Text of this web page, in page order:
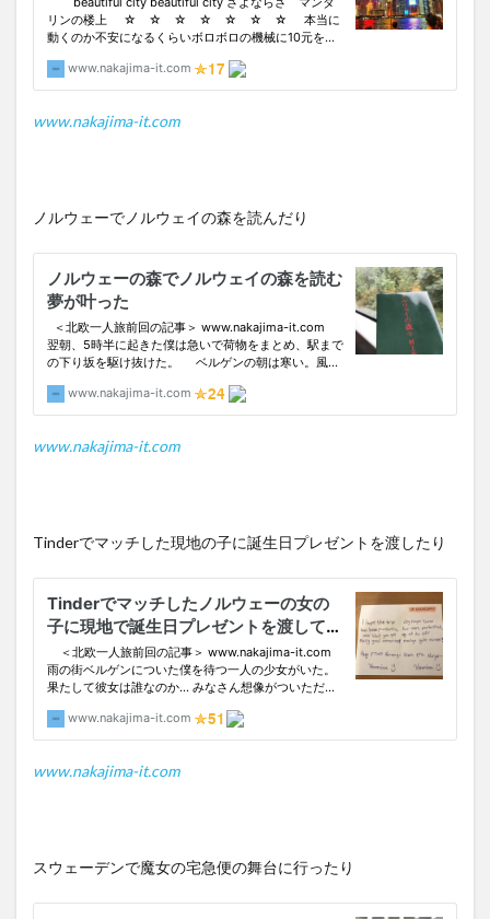
www.nakajima-it.com
ノルウェーでノルウェイの森を読んだり
www.nakajima-it.com
Tinderでマッチした現地の子に誕生日プレゼントを渡したり
www.nakajima-it.com
スウェーデンで魔女の宅急便の舞台に行ったり